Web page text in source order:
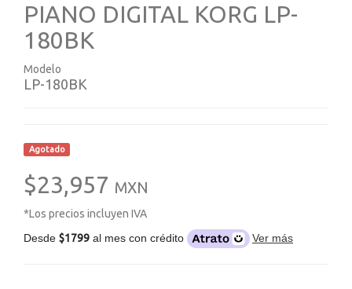
PIANO DIGITAL KORG LP-
180BK
Modelo
LP-180BK
Agotado
$23,957 MXN
*Los precios incluyen IVA
Desde $1799 al mes con crédito Ver más